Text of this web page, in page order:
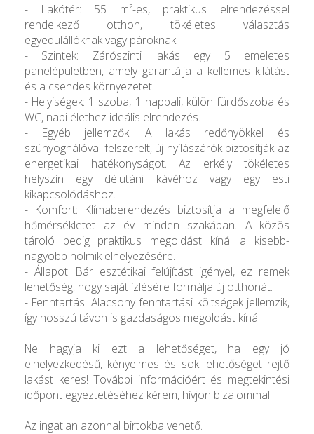
- Lakótér: 55 m²-es, praktikus elrendezéssel
rendelkező otthon, tökéletes választás
egyedülállóknak vagy pároknak.
- Szintek: Zárószinti lakás egy 5 emeletes
panelépületben, amely garantálja a kellemes kilátást
és a csendes környezetet.
- Helyiségek: 1 szoba, 1 nappali, külön fürdőszoba és
WC, napi élethez ideális elrendezés.
- Egyéb jellemzők: A lakás redőnyökkel és
szúnyoghálóval felszerelt, új nyílászárók biztosítják az
energetikai hatékonyságot. Az erkély tökéletes
helyszín egy délutáni kávéhoz vagy egy esti
kikapcsolódáshoz.
- Komfort: Klímaberendezés biztosítja a megfelelő
hőmérsékletet az év minden szakában. A közös
tároló pedig praktikus megoldást kínál a kisebb-
nagyobb holmik elhelyezésére.
- Állapot: Bár esztétikai felújítást igényel, ez remek
lehetőség, hogy saját ízlésére formálja új otthonát.
- Fenntartás: Alacsony fenntartási költségek jellemzik,
így hosszú távon is gazdaságos megoldást kínál.
Ne hagyja ki ezt a lehetőséget, ha egy jó
elhelyezkedésű, kényelmes és sok lehetőséget rejtő
lakást keres! További információért és megtekintési
időpont egyeztetéséhez kérem, hívjon bizalommal!
Az ingatlan azonnal birtokba vehető.